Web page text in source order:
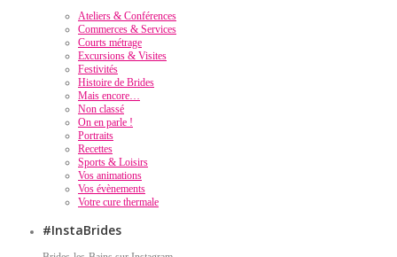
Ateliers & Conférences
Commerces & Services
Courts métrage
Excursions & Visites
Festivités
Histoire de Brides
Mais encore…
Non classé
On en parle !
Portraits
Recettes
Sports & Loisirs
Vos animations
Vos évènements
Votre cure thermale
#InstaBrides